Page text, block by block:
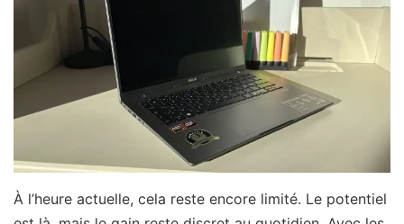
À l’heure actuelle, cela reste encore limité. Le potentiel